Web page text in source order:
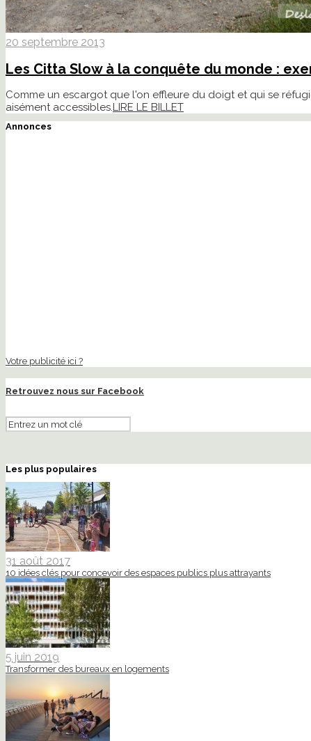
20 septembre 2013
Les Citta Slow à la conquête du monde :
Comme un escargot que l'on effleure du doigt et qui se
aisément accessibles.LIRE LE BILLET
Annonces
Votre publicité ici ?
Retrouvez nous sur Facebook
Les plus populaires
31 août 2017
10 idées clés pour concevoir des espaces publics plus attrayants
5 juin 2019
Transformer des bureaux en logements